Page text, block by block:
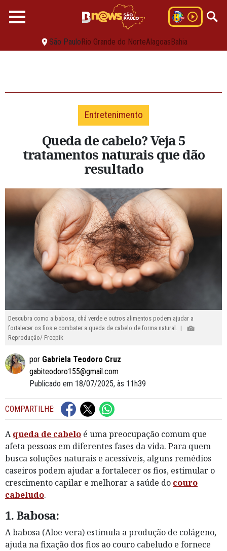
São PauloRio Grande do NorteAlagoasBahia
Entretenimento
Queda de cabelo? Veja 5
tratamentos naturais que dão
resultado
Descubra como a babosa, chá verde e outros alimentos podem ajudar a
fortalecer os fios e combater a queda de cabelo de forma natural. |
Reprodução/ Freepik
por Gabriela Teodoro Cruz
gabiteodoro155@gmail.com
Publicado em 18/07/2025, às 11h39
COMPARTILHE:
Aqueda de cabelo é uma preocupação comum que
afeta pessoas em diferentes fases da vida. Para quem
busca soluções naturais e acessíveis, alguns remédios
caseiros podem ajudar a fortalecer os fios, estimular o
crescimento capilar e melhorar a saúde do couro
cabeludo.
1. Babosa:
A babosa (Aloe vera) estimula a produção de colágeno,
ajuda na fixação dos fios ao couro cabeludo e fornece